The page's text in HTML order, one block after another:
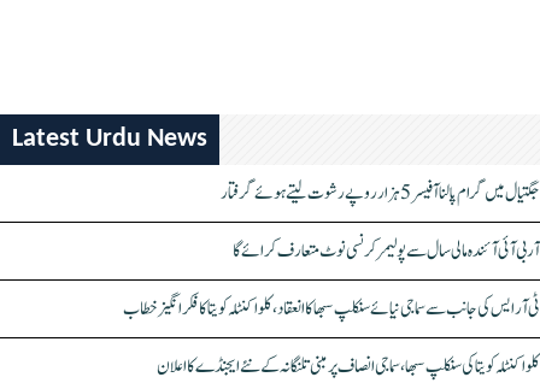
Latest Urdu News
جگتیال میں گرام پالنا آفیسر 5 ہزار روپے رشوت لیتے ہوئے گرفتار
آر بی آئی آئندہ مالی سال سے پولیمر کرنسی نوٹ متعارف کرائے گا
ٹی آر ایس کی جانب سے سماجی نیائے سنکلپ سبھا کا انعقاد، کلواکنٹلہ کویتا کا فکر انگیز خطاب
کلواکنٹلہ کویتا کی سنکلپ سبھا، سماجی انصاف پر مبنی تلنگانہ کے نئے ایجنڈے کا اعلان